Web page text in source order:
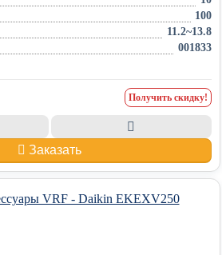
100
11.2~13.8
001833
Получить скидку!
Заказать